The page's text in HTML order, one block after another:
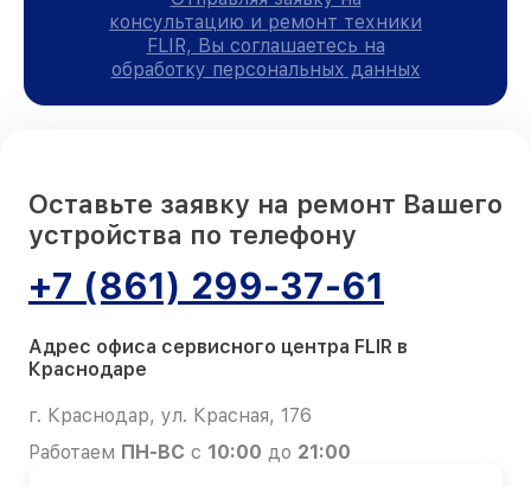
консультацию и ремонт техники
FLIR, Вы соглашаетесь на
обработку персональных данных
Оставьте заявку на ремонт Вашего
устройства по телефону
+7 (861) 299-37-61
Адрес офиса сервисного центра FLIR в
Краснодаре
г. Краснодар, ул. Красная, 176
Работаем ПН-ВС с 10:00 до 21:00